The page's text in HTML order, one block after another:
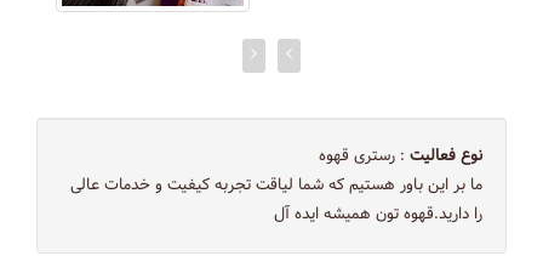
نوع فعالیت : رستری قهوه
ما بر این باور هستیم که شما لیاقت تجربه کیفیت و خدمات عالی
را دارید.قهوه تون همیشه ایده آل